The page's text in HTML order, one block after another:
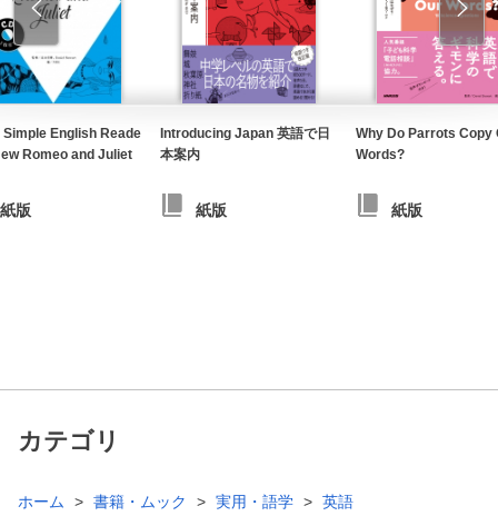
Simple English Reade
Romeo and Juliet
紙版
Introducing Japan 英語で日
本案内
紙版
Why Do Parrots Copy
Words?
紙版
カテゴリ
ホーム 書籍・ムック 実用・語学 英語